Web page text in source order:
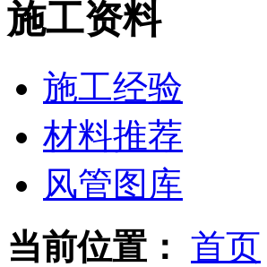
施工资料
施工经验
材料推荐
风管图库
当前位置： 首页